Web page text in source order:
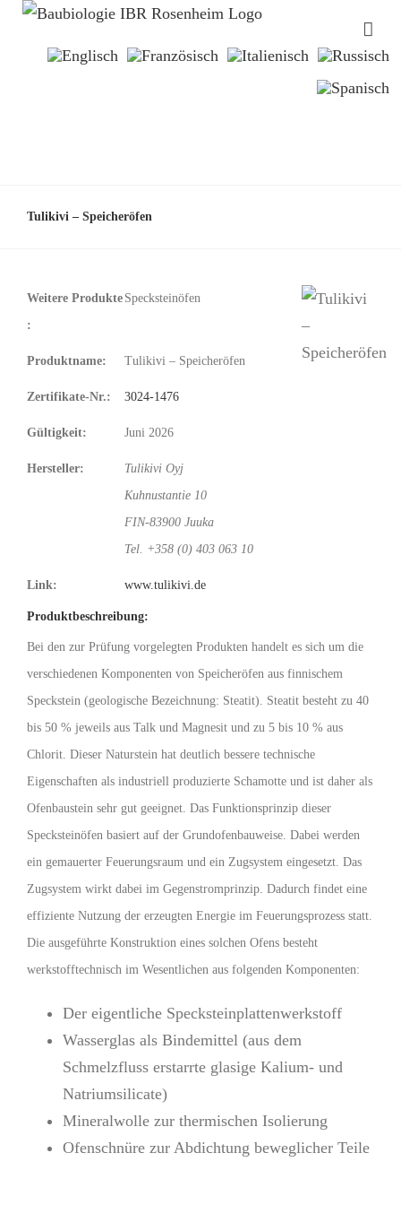
Tulikivi – Speicheröfen
Weitere Produkte
:
Specksteinöfen
Produktname: Tulikivi – Speicheröfen
Zertifikate-Nr.: 3024-1476
Gültigkeit: Juni 2026
Hersteller:
Tulikivi Oyj
Kuhnustantie 10
FIN-83900 Juuka
Tel. +358 (0) 403 063 10
Link: www.tulikivi.de
Produktbeschreibung:
Bei den zur Prüfung vorgelegten Produkten handelt es sich um die
verschiedenen Komponenten von Speicheröfen aus finnischem
Speckstein (geologische Bezeichnung: Steatit). Steatit besteht zu 40
bis 50 % jeweils aus Talk und Magnesit und zu 5 bis 10 % aus
Chlorit. Dieser Naturstein hat deutlich bessere technische
Eigenschaften als industriell produzierte Schamotte und ist daher als
Ofenbaustein sehr gut geeignet. Das Funktionsprinzip dieser
Specksteinöfen basiert auf der Grundofenbauweise. Dabei werden
ein gemauerter Feuerungsraum und ein Zugsystem eingesetzt. Das
Zugsystem wirkt dabei im Gegenstromprinzip. Dadurch findet eine
effiziente Nutzung der erzeugten Energie im Feuerungsprozess statt.
Die ausgeführte Konstruktion eines solchen Ofens besteht
werkstofftechnisch im Wesentlichen aus folgenden Komponenten:
Der eigentliche Specksteinplattenwerkstoff
Wasserglas als Bindemittel (aus dem
Schmelzfluss erstarrte glasige Kalium- und
Natriumsilicate)
Mineralwolle zur thermischen Isolierung
Ofenschnüre zur Abdichtung beweglicher Teile